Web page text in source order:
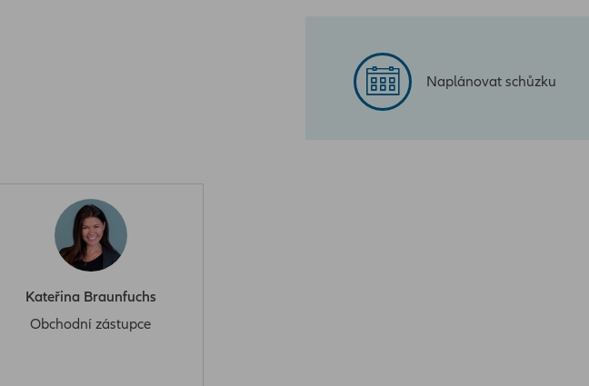
Naplánovat schůzku
Kateřina Braunfuchs
Obchodní zástupce